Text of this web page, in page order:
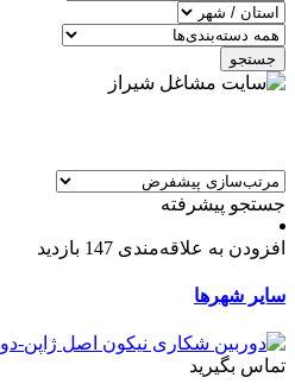
جستجو
جستجو پیشرفته
افزودن به علاقه‌مندی 147 بازدید
سایر شهرها
تماس بگیرید